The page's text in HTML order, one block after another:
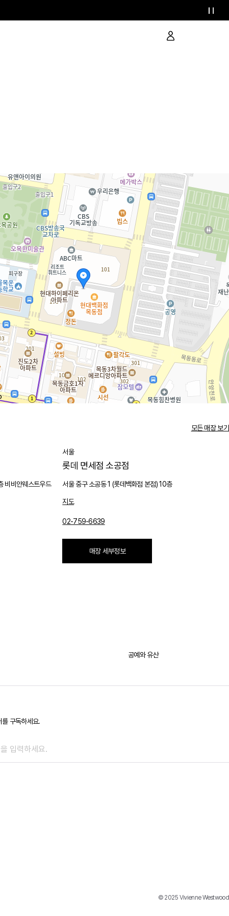
모든 매장 보기
비비안웨스트우드
서울
롯데 면세점 소공점
서울 중구 소공동 1 (롯데백화점 본점) 10층
지도
02-759-6639
매장 세부정보
공예와 유산
를 구독하세요.
© 2025 Vivienne Westwood